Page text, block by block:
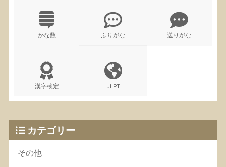
かな数 ふりがな 送りがな
漢字検定 JLPT
カテゴリー
その他